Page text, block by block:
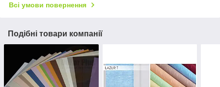
Всі умови повернення
Подібні товари компанії